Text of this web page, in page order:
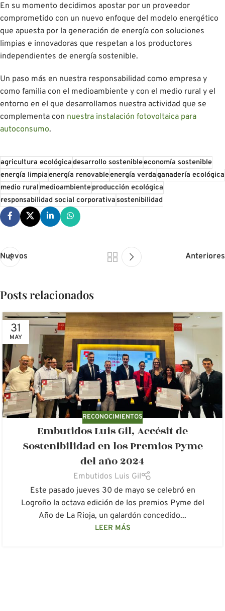
En su momento decidimos apostar por un proveedor
comprometido con un nuevo enfoque del modelo energético
que apuesta por la generación de energía con soluciones
limpias e innovadoras que respetan a los productores
independientes de energía sostenible.
Un paso más en nuestra responsabilidad como empresa y
como familia con el medioambiente y con el medio rural y el
entorno en el que desarrollamos nuestra actividad que se
complementa con nuestra instalación fotovoltaica para
autoconsumo.
agricultura ecológicadesarrollo sostenibleeconomía sostenible
energía limpiaenergía renovableenergía verdaganadería ecológica
medio ruralmedioambienteproducción ecológica
responsabilidad social corporativasostenibilidad
Nuevos Anteriores
Posts relacionados
31
MAY
RECONOCIMIENTOS
Embutidos Luis Gil, Accésit de
Sostenibilidad en los Premios Pyme
del año 2024
Embutidos Luis Gil
Este pasado jueves 30 de mayo se celebró en
Logroño la octava edición de los premios Pyme del
Año de La Rioja, un galardón concedido...
LEER MÁS